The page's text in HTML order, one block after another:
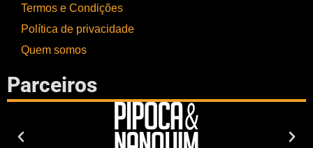
Termos e Condições
Política de privacidade
Quem somos
Parceiros